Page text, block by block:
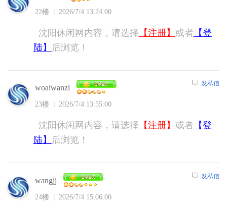
22楼 2026/7/4 13:24:00
沈阳休闲网内容，请选择 【注册】 或者 【登
陆】
后浏览！
woaiwanzi
23楼 2026/7/4 13:55:00
发私信
沈阳休闲网内容，请选择 【注册】 或者 【登
陆】
后浏览！
wangjj
24楼 2026/7/4 15:06:00
发私信